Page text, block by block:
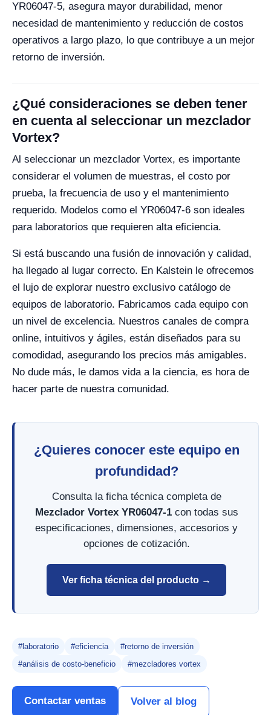
YR06047-5, asegura mayor durabilidad, menor
necesidad de mantenimiento y reducción de costos
operativos a largo plazo, lo que contribuye a un mejor
retorno de inversión.
¿Qué consideraciones se deben tener
en cuenta al seleccionar un mezclador
Vortex?
Al seleccionar un mezclador Vortex, es importante
considerar el volumen de muestras, el costo por
prueba, la frecuencia de uso y el mantenimiento
requerido. Modelos como el YR06047-6 son ideales
para laboratorios que requieren alta eficiencia.
Si está buscando una fusión de innovación y calidad,
ha llegado al lugar correcto. En Kalstein le ofrecemos
el lujo de explorar nuestro exclusivo catálogo de
equipos de laboratorio. Fabricamos cada equipo con
un nivel de excelencia. Nuestros canales de compra
online, intuitivos y ágiles, están diseñados para su
comodidad, asegurando los precios más amigables.
No dude más, le damos vida a la ciencia, es hora de
hacer parte de nuestra comunidad.
¿Quieres conocer este equipo en
profundidad?
Consulta la ficha técnica completa de
Mezclador Vortex YR06047-1con todas sus
especificaciones, dimensiones, accesorios y
opciones de cotización.
Ver ficha técnica del producto →
#laboratorio #eficiencia
#retorno de inversión
#análisis de costo-beneficio
#mezcladores vortex
Contactar ventas Volver al blog